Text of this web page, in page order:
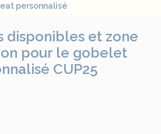
personnalisé
disponibles et zone
pour le gobelet
CUP25